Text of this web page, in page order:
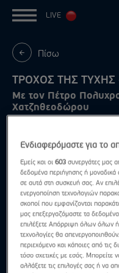
LIVE
Πίσω
ΤΡΟΧΟΣ ΤΗΣ ΤΥΧΗΣ
Με τον Πέτρο
Χατζηθεοδώρου
Ενδιαφερόμαστε για το
Εμείς και οι603 συνεργάτες μας
δεδομένα περιήγησης ή μοναδικά
σε αυτά στη συσκευή σας. Αν
ενεργοποίηση τεχνολογιών
σκοποί που εμφανίζονται
μας επεξεργαζόμαστε τα
επιλέξετε Απόρριψη όλων όλων
τεχνολογίες θα
περιεχόμενο και κάποιες από τις
τόσο σχετικές με εσάς. Μπορείτε
αλλάξετε τις επιλογές σας ή να